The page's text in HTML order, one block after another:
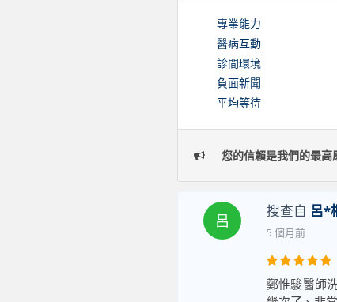
專業能力
醫病互動
診間環境
負面新聞
平均等待
您的信賴是我們的最高
呂
搜查自 呂*
5 個月前
鄭惟駿醫師